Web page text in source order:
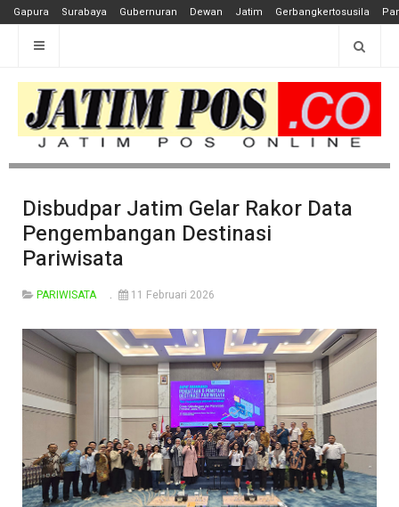
Gapura Surabaya Gubernuran Dewan Jatim Gerbangkertosusila
Disbudpar Jatim Gelar Rakor Data
Pengembangan Destinasi
Pariwisata
PARIWISATA 11 Februari 2026